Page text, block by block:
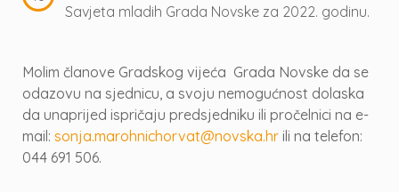
Savjeta mladih Grada Novske za 2022. godinu.
Molim članove Gradskog vijeća Grada Novske da se
odazovu na sjednicu, a svoju nemogućnost dolaska
da unaprijed ispričaju predsjedniku ili pročelnici na e-
mail: sonja.marohnichorvat@novska.hr ili na telefon:
044 691 506.